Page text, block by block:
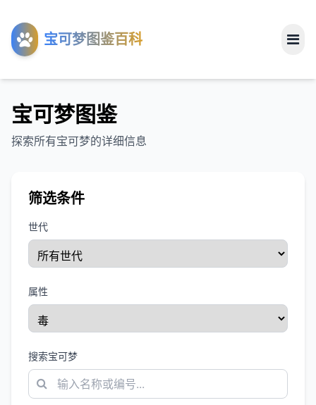
宝可梦图鉴百科
工具
关于
宝可梦图鉴
探索所有宝可梦的详细信息
筛选条件
世代
属性
搜索宝可梦